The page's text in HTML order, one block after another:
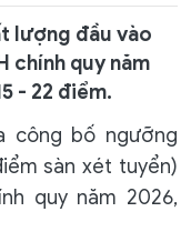
lượng đầu vào
chính quy năm
- 22 điểm.
công bố ngưỡng
sàn xét tuyển)
quy năm 2026,